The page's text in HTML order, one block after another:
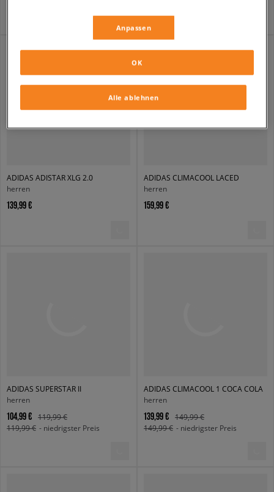
ADIDAS ADISTAR XLG 2.0
herren
139,99 €
ADIDAS CLIMACOOL LACED
herren
159,99 €
ADIDAS SUPERSTAR II
herren
104,99 €
119,99 €
119,99 € - niedrigster Preis
ADIDAS CLIMACOOL 1 COCA COLA
herren
139,99 €
149,99 €
149,99 € - niedrigster Preis
Anpassen
Alle ablehnen
OK